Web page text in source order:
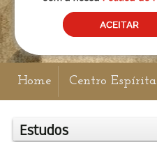
Home Centro Espírita
Estudos